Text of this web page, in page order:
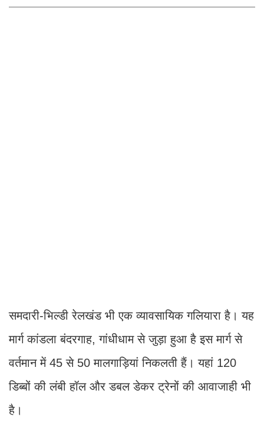
समदारी-भिल्डी रेलखंड भी एक व्यावसायिक गलियारा है। यह
मार्ग कांडला बंदरगाह, गांधीधाम से जुड़ा हुआ है इस मार्ग से
वर्तमान में 45 से 50 मालगाड़ियां निकलती हैं। यहां 120
डिब्बों की लंबी हॉल और डबल डेकर ट्रेनों की आवाजाही भी
है।